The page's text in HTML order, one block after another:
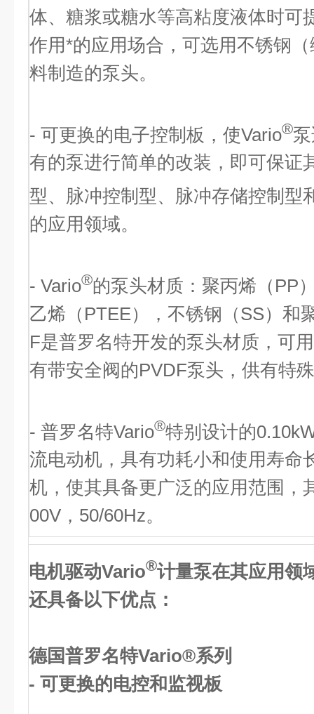
体、糖浆或糖水等高粘度液体时可
作用*的应用场合，可选用不锈钢
料制造的泵头。
- 可更换的电子控制板，使Vario®
有的泵进行简单的改装，即可保证
型、脉冲控制型、脉冲存储控制型
的应用领域。
- Vario®的泵头材质：聚丙烯（PP
乙烯（PTEE），不锈钢（SS）和
F是普罗名特开发的泵头材质，可
有带安全阀的PVDF泵头，供有特
- 普罗名特Vario®特别设计的
流电动机，具有功耗小和使用寿命
机，使其具备更广泛的应用范围，
00V，50/60Hz。
电机驱动Vario®计量泵在其应用领
还具备以下优点：
德国普罗名特Vario®系列
- 可更换的电控和监视板